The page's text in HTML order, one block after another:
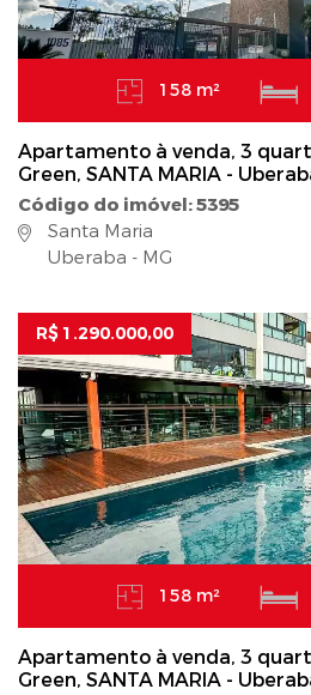
158 m²
Apartamento à venda, 3
Green, SANTA MARIA -
Código do imóvel: 5395
Santa Maria
Uberaba - MG
R$ 1.290.000,00
158 m²
Apartamento à venda, 3
Green, SANTA MARIA -